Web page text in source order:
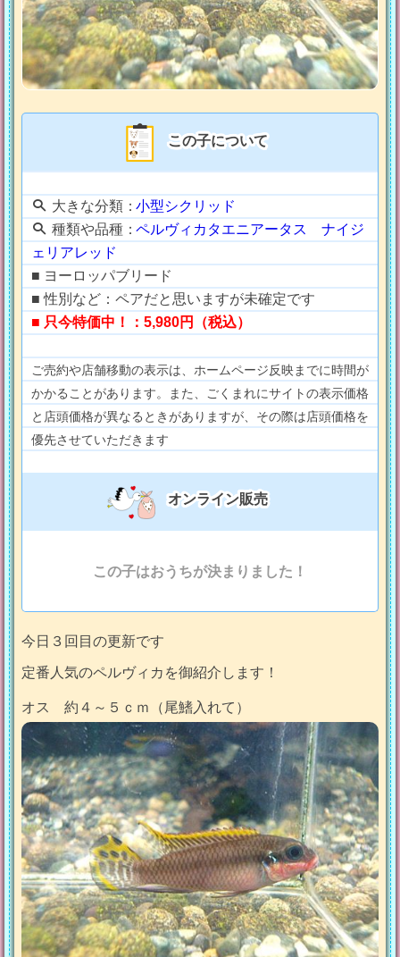
この子について
大きな分類：小型シクリッド
種類や品種：ペルヴィカタエニアータス ナイジ
ェリアレッド
■ ヨーロッパブリード
■ 性別など：ペアだと思いますが未確定です
■ 只今特価中！：5,980円（税込）
ご売約や店舗移動の表示は、ホームページ反映までに時間が
かかることがあります。また、ごくまれにサイトの表示価格
と店頭価格が異なるときがありますが、その際は店頭価格を
優先させていただきます
オンライン販売
この子はおうちが決まりました！
今日３回目の更新です
定番人気のペルヴィカを御紹介します！
オス 約４～５ｃｍ（尾鰭入れて）